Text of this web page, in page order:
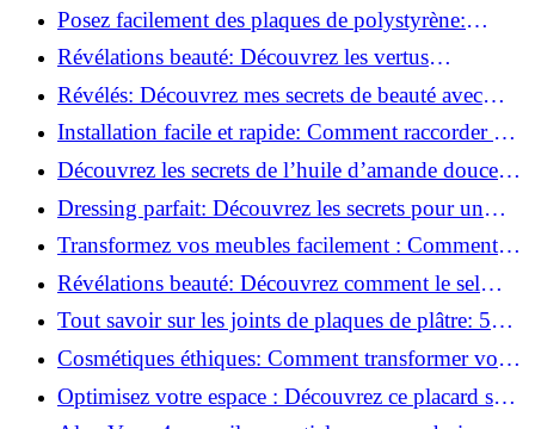
Glamour !
Posez facilement des plaques de polystyrène:
Transformez votre plafond sans effort !
Révélations beauté: Découvrez les vertus
insoupçonnées de l'huile de coco!
Révélés: Découvrez mes secrets de beauté avec
l'huile de ricin!
Installation facile et rapide: Comment raccorder un
luminaire au plafond!
Découvrez les secrets de l’huile d’amande douce :
Pourquoi vous devez l'adopter!
Dressing parfait: Découvrez les secrets pour un
rangement optimal!
Transformez vos meubles facilement : Comment
installer des roulettes en un clin d'œil !
Révélations beauté: Découvrez comment le sel
transforme votre routine!
Tout savoir sur les joints de plaques de plâtre: 5
questions clés pour comprendre les fissures!
Cosmétiques éthiques: Comment transformer votre
routine beauté!
Optimisez votre espace : Découvrez ce placard sous
rampant à portes coulissantes!